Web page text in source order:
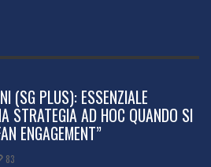
(SG PLUS): ESSENZIALE
STRATEGIA AD HOC QUANDO SI
ENGAGEMENT”
83